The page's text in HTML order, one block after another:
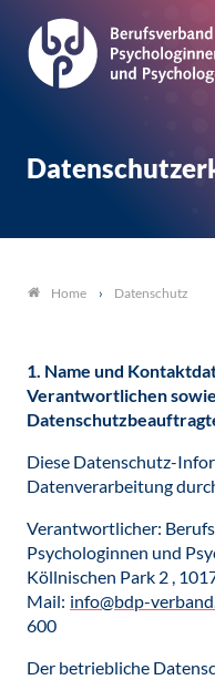
Home Datenschutz
1. Name und
Verantwortlichen
Diese Datenschutz-
Datenverarbeitung
Verantwortlicher:
Psychologinnen und
Köllnischen Park 2 ,
Mail: info@bdp-
600
Der betriebliche